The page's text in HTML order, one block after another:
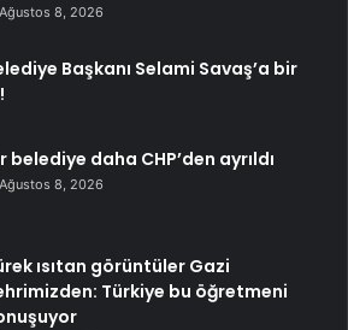
Ağustos 8, 2026
Başkanı Selami Savaş’a bir
belediye daha CHP’den ayrıldı
Ağustos 8, 2026
ısıtan görüntüler Gazi
Türkiye bu öğretmeni